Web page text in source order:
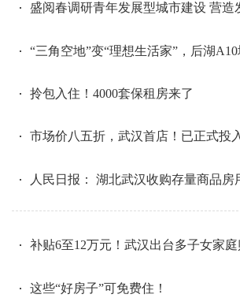
拎包入住！4000套保租房来了
市场价八五折，武汉首店！已正式投
人民日报： 湖北武汉收购存量商品房
补贴6至12万元！武汉出台多子女家
这些“好房子”可免费住！